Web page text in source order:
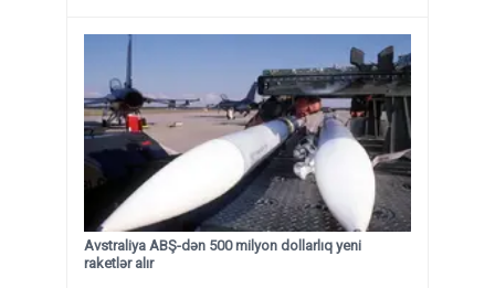
Avstraliya ABŞ-dən 500 milyon dollarlıq yeni
raketlər alır